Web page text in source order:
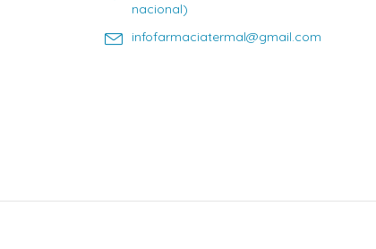
nacional)
infofarmaciatermal@gmail.com